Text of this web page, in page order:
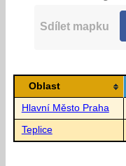
Sdílet mapku
Oblast
Hlavní Město Praha
Teplice